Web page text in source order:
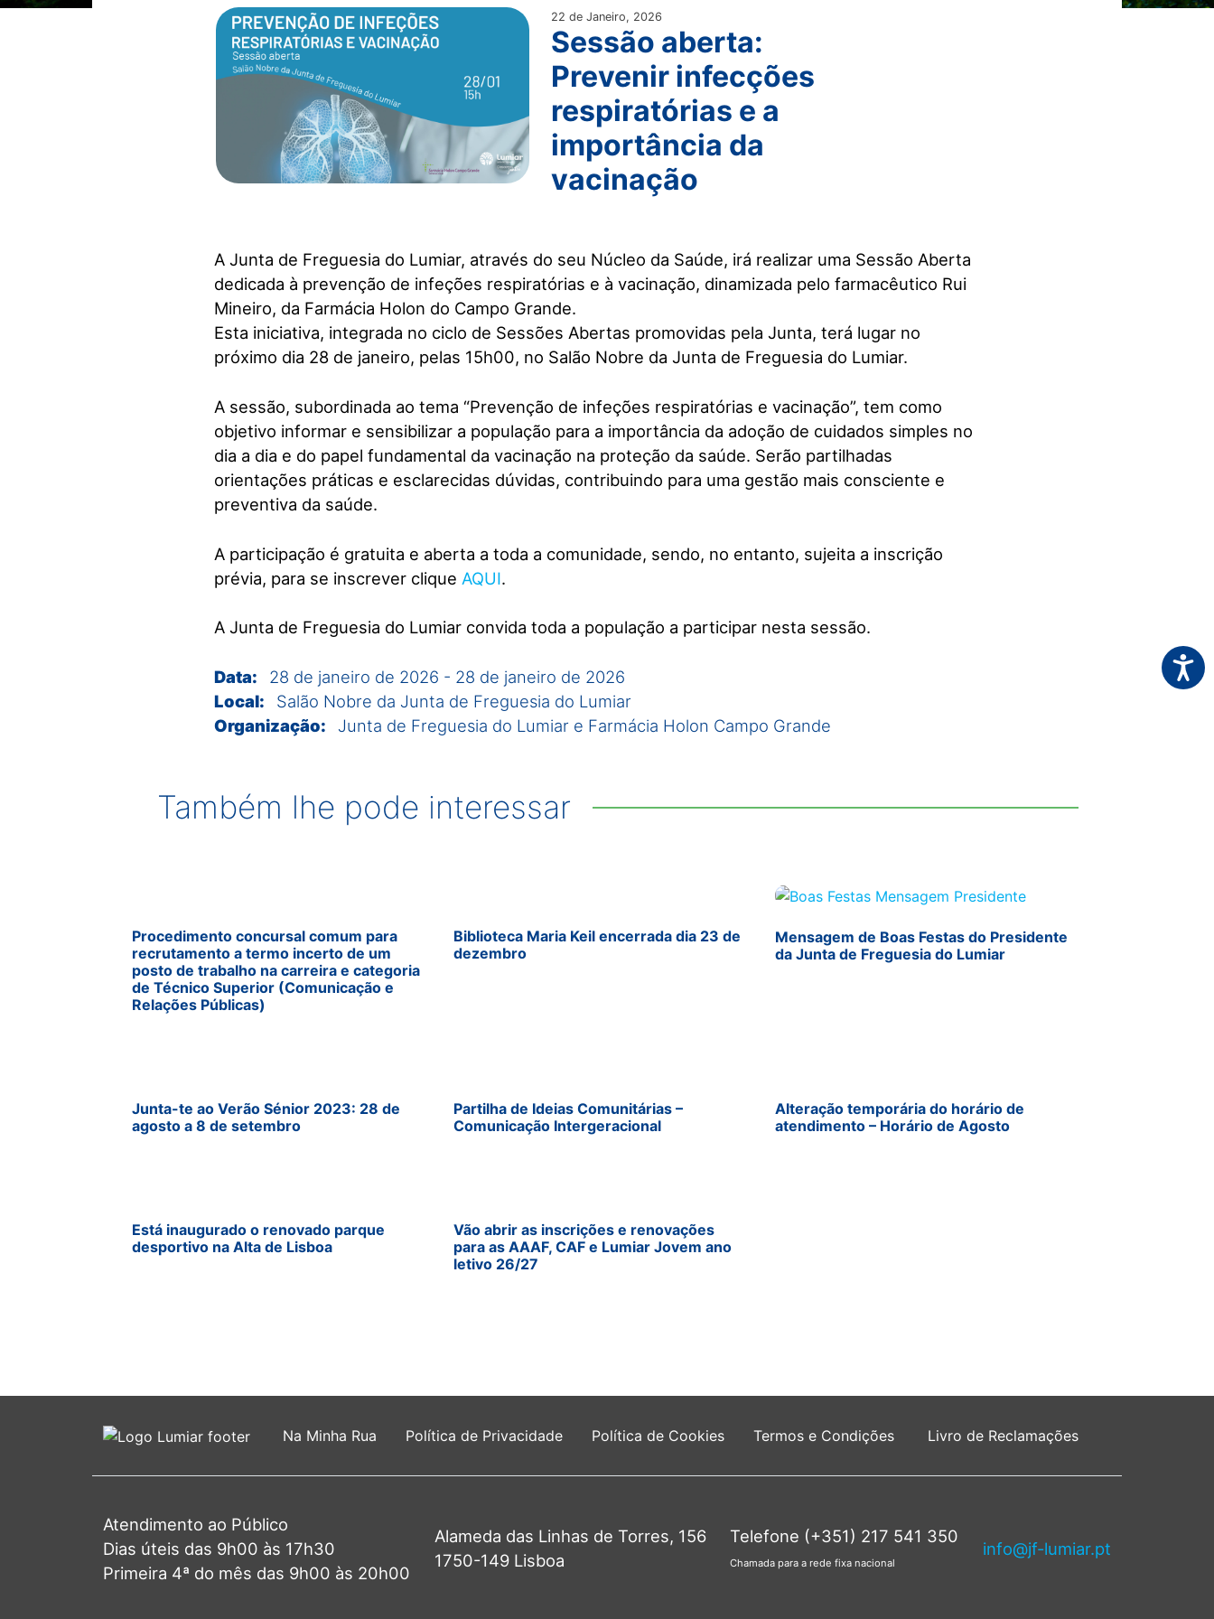
22 de Janeiro, 2026
Sessão aberta:
Prevenir infecções
respiratórias e a
importância da
vacinação
A Junta de Freguesia do Lumiar, através do seu Núcleo da Saúde, irá realizar uma Sessão Aberta
dedicada à prevenção de infeções respiratórias e à vacinação, dinamizada pelo farmacêutico Rui
Mineiro, da Farmácia Holon do Campo Grande.
Esta iniciativa, integrada no ciclo de Sessões Abertas promovidas pela Junta, terá lugar no
próximo dia 28 de janeiro, pelas 15h00, no Salão Nobre da Junta de Freguesia do Lumiar.
A sessão, subordinada ao tema “Prevenção de infeções respiratórias e vacinação”, tem como
objetivo informar e sensibilizar a população para a importância da adoção de cuidados simples no
dia a dia e do papel fundamental da vacinação na proteção da saúde. Serão partilhadas
orientações práticas e esclarecidas dúvidas, contribuindo para uma gestão mais consciente e
preventiva da saúde.
A participação é gratuita e aberta a toda a comunidade, sendo, no entanto, sujeita a inscrição
prévia, para se inscrever clique AQUI.
A Junta de Freguesia do Lumiar convida toda a população a participar nesta sessão.
Data: 28 de janeiro de 2026 - 28 de janeiro de 2026
Local:
Salão Nobre da Junta de Freguesia do Lumiar
Organização:
Junta de Freguesia do Lumiar e Farmácia Holon Campo Grande
Também lhe pode interessar
Procedimento concursal comum para
recrutamento a termo incerto de um
posto de trabalho na carreira e categoria
de Técnico Superior (Comunicação e
Relações Públicas)
Biblioteca Maria Keil encerrada dia 23 de
dezembro
Mensagem de Boas Festas do Presidente
da Junta de Freguesia do Lumiar
Junta-te ao Verão Sénior 2023: 28 de
agosto a 8 de setembro
Partilha de Ideias Comunitárias –
Comunicação Intergeracional
Alteração temporária do horário de
atendimento – Horário de Agosto
Está inaugurado o renovado parque
desportivo na Alta de Lisboa
Vão abrir as inscrições e renovações
para as AAAF, CAF e Lumiar Jovem ano
letivo 26/27
Na Minha Rua Política de Privacidade Política de Cookies Termos e Condições Livro de Reclamações
Atendimento ao Público
Dias úteis das 9h00 às 17h30
Primeira 4ª do mês das 9h00 às 20h00
Alameda das Linhas de Torres, 156
1750-149 Lisboa
Telefone (+351) 217 541 350
Chamada para a rede fixa nacional
info@jf-lumiar.pt